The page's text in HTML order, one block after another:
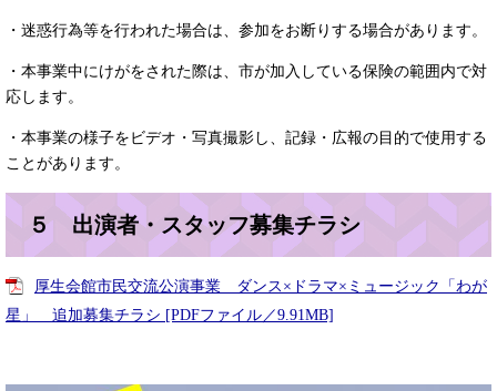
・迷惑行為等を行われた場合は、参加をお断りする場合があります。
・本事業中にけがをされた際は、市が加入している保険の範囲内で対
応します。
・本事業の様子をビデオ・写真撮影し、記録・広報の目的で使用する
ことがあります。
５ 出演者・スタッフ募集チラシ
厚生会館市民交流公演事業 ダンス×ドラマ×ミュージック「わが
星」 追加募集チラシ [PDFファイル／9.91MB]